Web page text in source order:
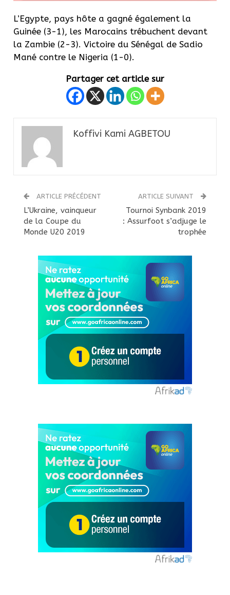
L’Egypte, pays hôte a gagné également la
Guinée (3-1), les Marocains trébuchent devant
la Zambie (2-3). Victoire du Sénégal de Sadio
Mané contre le Nigeria (1-0).
Partager cet article sur
Koffivi Kami AGBETOU
ARTICLE PRÉCÉDENT
L’Ukraine, vainqueur
de la Coupe du
Monde U20 2019
ARTICLE SUIVANT
Tournoi Synbank 2019
: Assurfoot s’adjuge le
trophée